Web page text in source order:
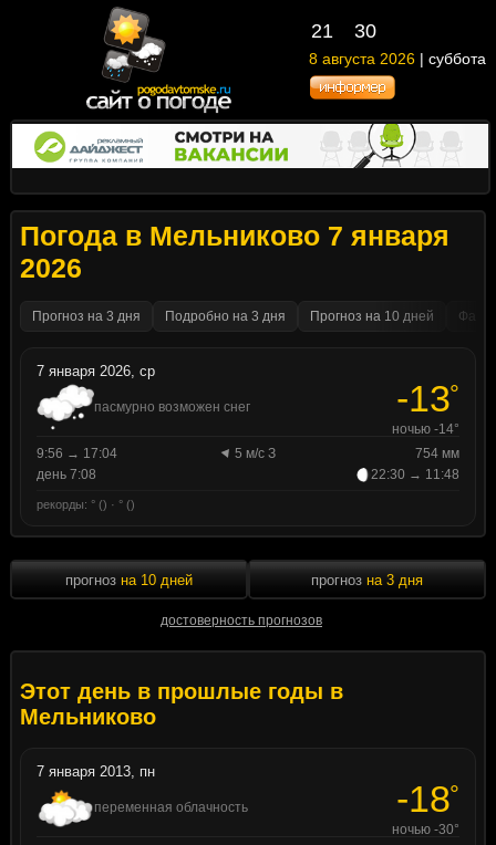
21 30
8 августа 2026 | суббота
Погода в Мельниково 7 января
2026
Прогноз на 3 дня Подробно на 3 дня Прогноз на 10 дней
7 января 2026, ср
пасмурно возможен снег -13°
ночью -14°
9:56 → 17:04
5 м/с З
754 мм
день 7:08
22:30 → 11:48
рекорды: ° () · ° ()
прогноз на 10 дней
достоверность прогнозов
прогноз на 3 дня
Этот день в прошлые годы в
Мельниково
7 января 2013, пн
переменная облачность -18°
ночью -30°